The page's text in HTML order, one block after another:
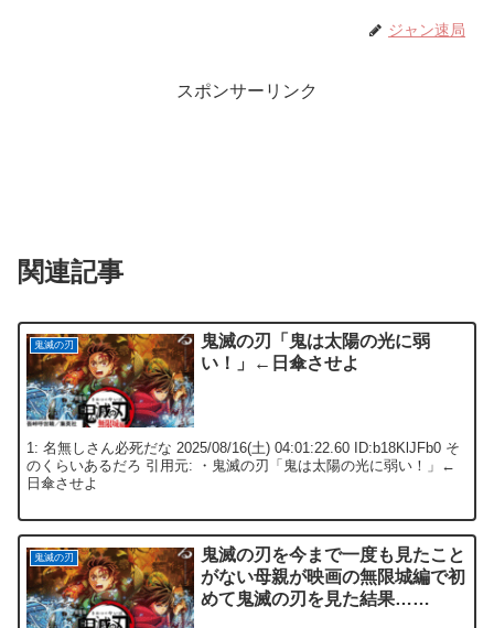
ジャン速局
スポンサーリンク
関連記事
鬼滅の刃
鬼滅の刃「鬼は太陽の光に弱
い！」←日傘させよ
1: 名無しさん必死だな 2025/08/16(土) 04:01:22.60 ID:b18KlJFb0 そ
のくらいあるだろ 引用元: ・鬼滅の刃「鬼は太陽の光に弱い！」←
日傘させよ
鬼滅の刃
鬼滅の刃を今まで一度も見たこと
がない母親が映画の無限城編で初
めて鬼滅の刃を見た結果……